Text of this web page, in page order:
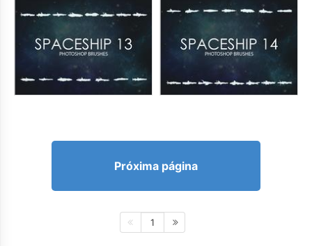
Próxima página
1